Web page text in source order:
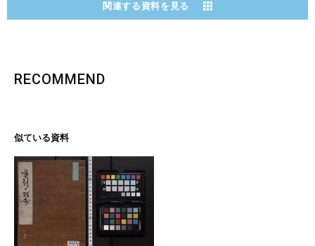
関連する資料を見る
RECOMMEND
似ている資料